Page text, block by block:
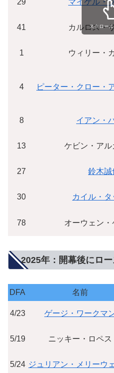
29 マイケル・
41 カルロス・
1 ウィリー・
4 ピーター・クロー・
8 イアン・
13 ケビン・アル
27 鈴木誠
30 カイル・タ
78 オーウェン・
スクロー
2025年：開幕後にロ
DFA 名前
4/23 ゲージ・ワークマ
5/19 ニッキー・ロペス
5/24 ジュリアン・メリーウ